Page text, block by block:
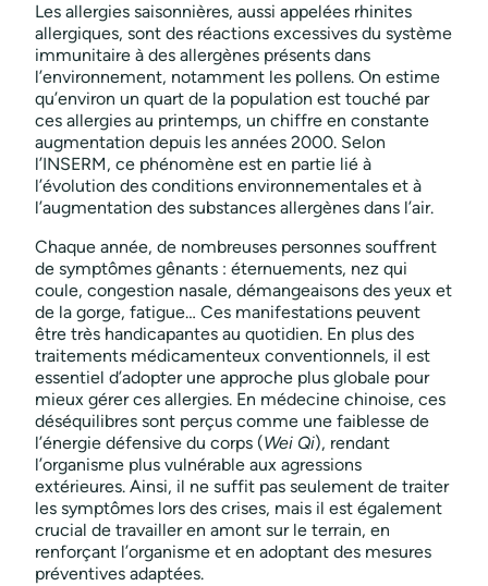
Les allergies saisonnières, aussi appelées rhinites
allergiques, sont des réactions excessives du système
immunitaire à des allergènes présents dans
l’environnement, notamment les pollens. On estime
qu’environ un quart de la population est touché par
ces allergies au printemps, un chiffre en constante
augmentation depuis les années 2000. Selon
l’INSERM, ce phénomène est en partie lié à
l’évolution des conditions environnementales et à
l’augmentation des substances allergènes dans l’air.
Chaque année, de nombreuses personnes souffrent
de symptômes gênants : éternuements, nez qui
coule, congestion nasale, démangeaisons des yeux et
de la gorge, fatigue… Ces manifestations peuvent
être très handicapantes au quotidien. En plus des
traitements médicamenteux conventionnels, il est
essentiel d’adopter une approche plus globale pour
mieux gérer ces allergies. En médecine chinoise, ces
déséquilibres sont perçus comme une faiblesse de
l’énergie défensive du corps (Wei Qi), rendant
l’organisme plus vulnérable aux agressions
extérieures. Ainsi, il ne suffit pas seulement de traiter
les symptômes lors des crises, mais il est également
crucial de travailler en amont sur le terrain, en
renforçant l’organisme et en adoptant des mesures
préventives adaptées.